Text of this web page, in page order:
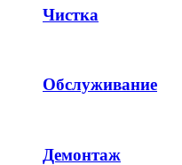
Чистка
Обслуживание
Демонтаж